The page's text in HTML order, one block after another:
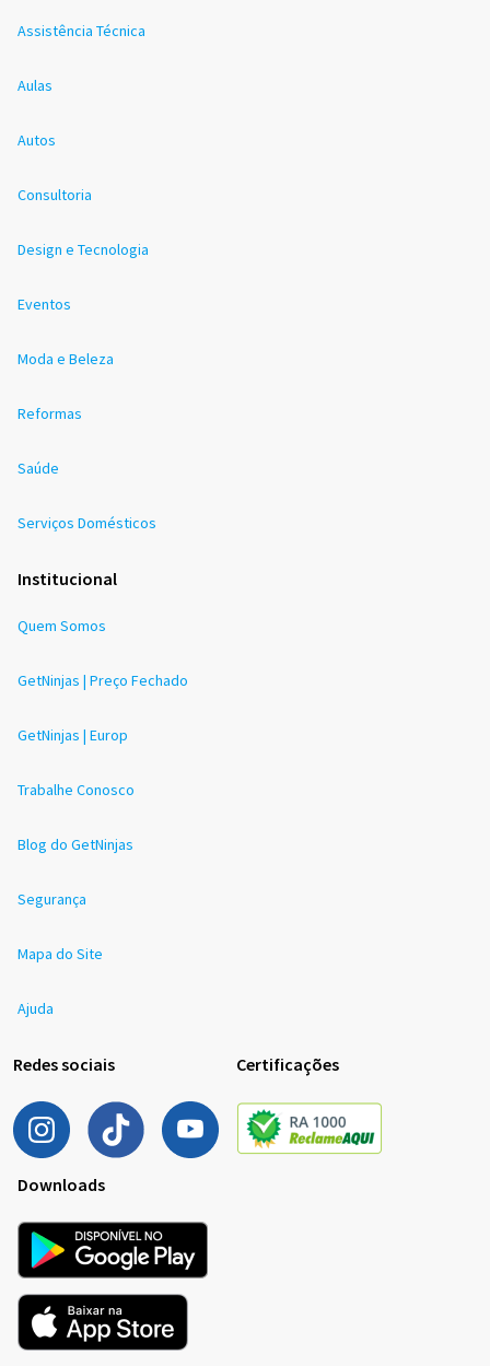
Assistência Técnica
Aulas
Autos
Consultoria
Design e Tecnologia
Eventos
Moda e Beleza
Reformas
Saúde
Serviços Domésticos
Institucional
Quem Somos
GetNinjas | Preço Fechado
GetNinjas | Europ
Trabalhe Conosco
Blog do GetNinjas
Segurança
Mapa do Site
Ajuda
Redes sociais Certificações
Downloads